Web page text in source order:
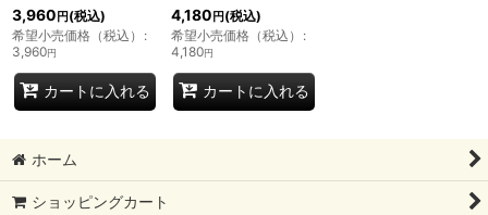
3,960 円 (税込)
希望小売価格（税込） :
3,960円
カートに入れる
4,180 円(税込)
希望小売価格（税込） :
4,180円
カートに入れる
ホーム
ショッピングカート